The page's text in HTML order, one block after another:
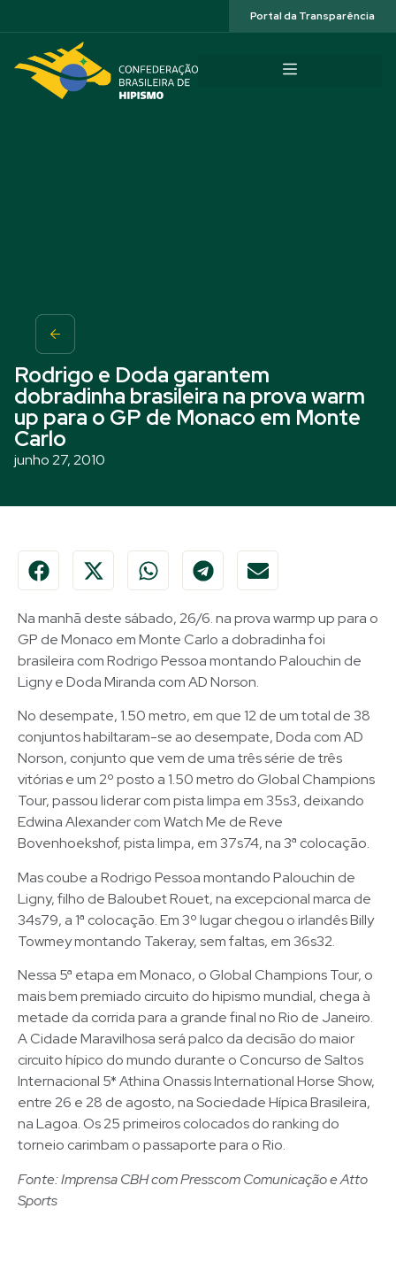
Portal da Transparência
Rodrigo e Doda garantem
dobradinha brasileira na prova warm
up para o GP de Monaco em Monte
Carlo
junho 27, 2010
Na manhã deste sábado, 26/6. na prova warmp up para o
GP de Monaco em Monte Carlo a dobradinha foi
brasileira com Rodrigo Pessoa montando Palouchin de
Ligny e Doda Miranda com AD Norson.
No desempate, 1.50 metro, em que 12 de um total de 38
conjuntos habiltaram-se ao desempate, Doda com AD
Norson, conjunto que vem de uma três série de três
vitórias e um 2º posto a 1.50 metro do Global Champions
Tour, passou liderar com pista limpa em 35s3, deixando
Edwina Alexander com Watch Me de Reve
Bovenhoekshof, pista limpa, em 37s74, na 3ª colocação.
Mas coube a Rodrigo Pessoa montando Palouchin de
Ligny, filho de Baloubet Rouet, na excepcional marca de
34s79, a 1ª colocação. Em 3º lugar chegou o irlandês Billy
Towmey montando Takeray, sem faltas, em 36s32.
Nessa 5ª etapa em Monaco, o Global Champions Tour, o
mais bem premiado circuito do hipismo mundial, chega à
metade da corrida para a grande final no Rio de Janeiro.
A Cidade Maravilhosa será palco da decisão do maior
circuito hípico do mundo durante o Concurso de Saltos
Internacional 5* Athina Onassis International Horse Show,
entre 26 e 28 de agosto, na Sociedade Hípica Brasileira,
na Lagoa. Os 25 primeiros colocados do ranking do
torneio carimbam o passaporte para o Rio.
Fonte: Imprensa CBH com Presscom Comunicação e Atto
Sports